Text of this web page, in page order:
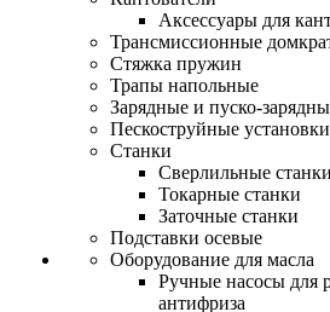
Аксессуары для
Трансмиссионные
Стяжка пружин
Трапы напольные
Зарядные и пуско-
Пескоструйные установки
Станки
Сверлильные станки
Токарные станки
Заточные станки
Подставки осевые
Оборудование для масла
Ручные насосы для
антифриза